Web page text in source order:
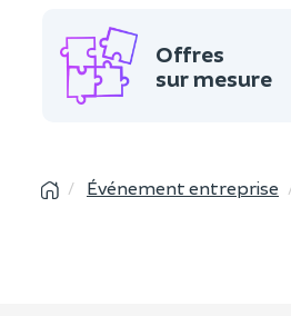
Offres
sur mesure
Événement entreprise